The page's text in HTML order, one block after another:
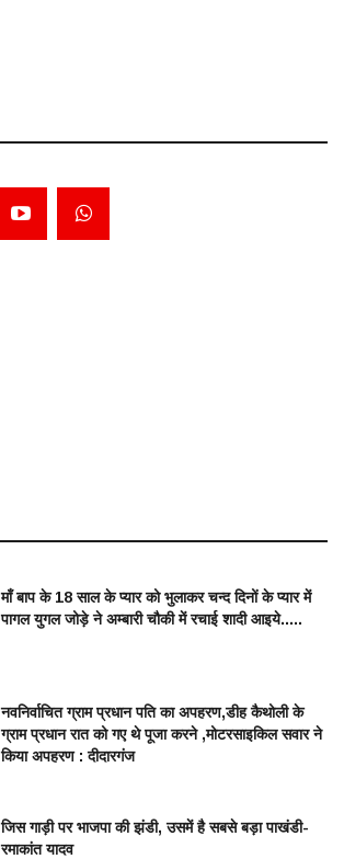
माँ बाप के 18 साल के प्यार को भुलाकर चन्द दिनों के प्यार में
पागल युगल जोड़े ने अम्बारी चौकी में रचाई शादी आइये.....
नवनिर्वाचित ग्राम प्रधान पति का अपहरण,डीह कैथोली के
ग्राम प्रधान रात को गए थे पूजा करने ,मोटरसाइकिल सवार ने
किया अपहरण : दीदारगंज
जिस गाड़ी पर भाजपा की झंडी, उसमें है सबसे बड़ा पाखंडी-
रमाकांत यादव